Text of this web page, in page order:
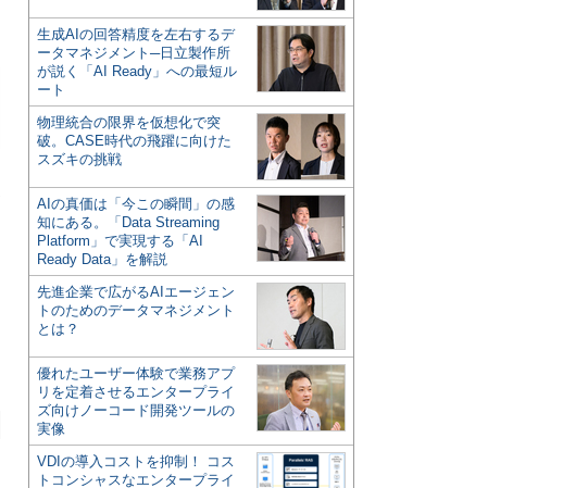
生成AIの回答精度を左右するデ
ータマネジメント─日立製作所
が説く「AI Ready」への最短ル
ート
物理統合の限界を仮想化で突
破。CASE時代の飛躍に向けた
スズキの挑戦
AIの真価は「今この瞬間」の感
知にある。「Data Streaming
Platform」で実現する「AI
Ready Data」を解説
先進企業で広がるAIエージェン
トのためのデータマネジメント
とは？
優れたユーザー体験で業務アプ
リを定着させるエンタープライ
ズ向けノーコード開発ツールの
実像
VDIの導入コストを抑制！ コス
トコンシャスなエンタープライ